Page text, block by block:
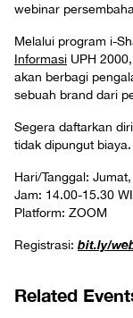
webinar
Melalui program i-
Informasi UPH
akan berbagi
sebuah brand dari
Segera daftarkan
tidak dipungut biaya.
Hari/Tanggal:
Jam: 14.00-15.30
Platform: ZOOM
Registrasi: bit.ly/
Related